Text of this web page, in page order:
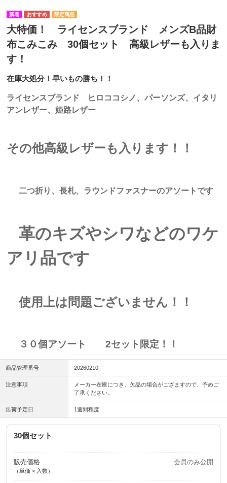
大特価！ ライセンスブランド メンズB品財
布こみこみ 30個セット 高級レザーも入りま
す！
在庫大処分！早いもの勝ち！！
ライセンスブランド ヒロココシノ、パーソンズ、イタリ
アンレザー、姫路レザー
その他高級レザーも入ります！！
二つ折り、長札、ラウンドファスナーのアソートです
革のキズやシワなどのワケ
アリ品です
使用上は問題ございません！！
３０個アソート 2セット限定！！
商品管理番号 20260210
注意事項
メーカー在庫につき、欠品の場合がござますので、予めご
了承ください。
出荷予定日 1週間程度
30個セット
販売価格
（単価 × 入数）
会員のみ公開